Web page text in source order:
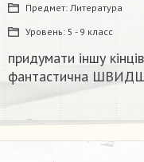
Предмет: Литература
Уровень: 5 - 9 класс
придумати іншу
фантастична​